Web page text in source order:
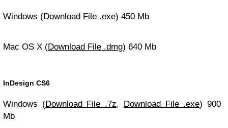
Windows (Download File .exe) 450 Mb
Mac OS X (Download File .dmg) 640 Mb
InDesign CS6
Windows (Download File .7z, Download File .exe) 900
Mb